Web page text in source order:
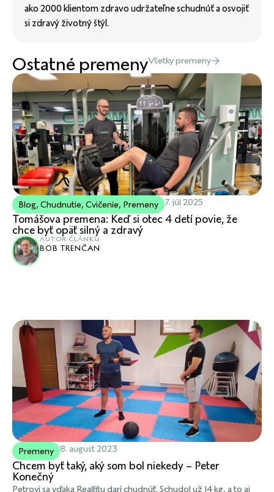
ako 2000 klientom zdravo udržateľne schudnúť a osvojiť
si zdravý životný štýl.
Ostatné premenyVšetky premeny
Blog, Chudnutie, Cvičenie, Premeny 7. júl 2025
Tomášova premena: Keď si otec 4 detí povie, že
chce byť opäť silný a zdravý
AUTOR ČLÁNKU
BOB TRENČAN
Premeny 8. august 2023
Chcem byť taký, aký som bol niekedy – Peter
Konečný
Petrovi sa vďaka Realfitu darí chudnúť. Schudol už 14 kg, a to aj